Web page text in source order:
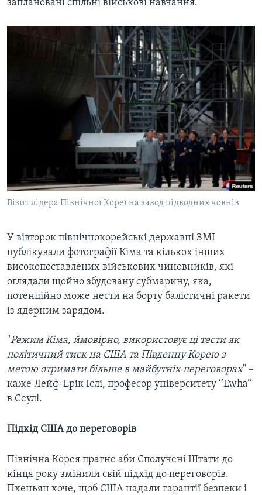
заплановані спільні військові навчання.
Візит лідера Північної Кореї на завод підводних човнів
У вівторок північнокорейські державні ЗМІ
публікували фотографії Кіма та кількох інших
високопоставлених військових чиновників, які
оглядали щойно збудовану субмарину, яка,
потенційно може нести на борту балістичні ракети
із ядерним зарядом.
"Режим Кіма, ймовірно, використовує ці тести як
політичний тиск на США та Південну Корею з
метою отримати більше в майбутніх переговорах" –
каже Лейф-Ерік Іслі, професор університету ‘’Ewha’’
в Сеулі.
Підхід США до переговорів
Північна Корея прагне аби Сполучені Штати до
кінця року змінили свій підхід до переговорів.
Пхеньян хоче, щоб США надали гарантії безпеки і